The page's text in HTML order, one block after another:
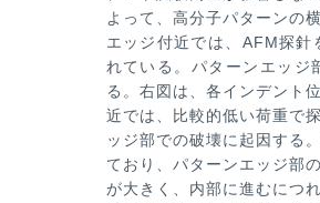
よって、高分子パターンの
エッジ付近では、AFM探
れている。パターンエッジ
る。 右図は、各インデント
近では、
比較的低い荷重で
ッジ部での破壊に起因する
ており、パターンエッジ部
が大きく、内部に進むにつ